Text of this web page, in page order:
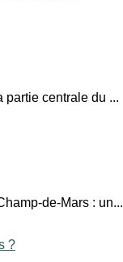
centrale du ...
de-Mars : un...